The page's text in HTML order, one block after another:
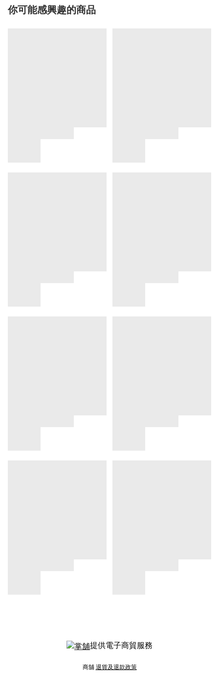
你可能感興趣的商品
提供電子商貿服務
商舖 退貨及退款政策